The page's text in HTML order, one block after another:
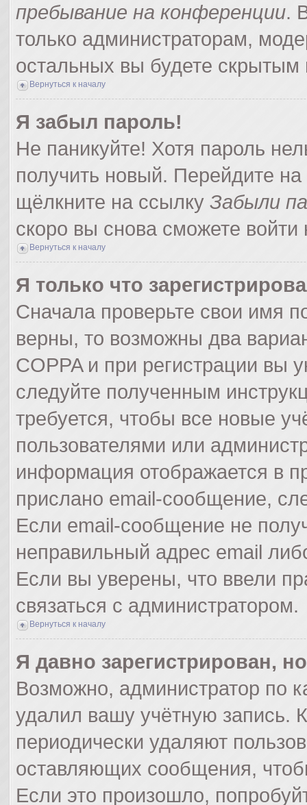
пребывание на конференции.
только администраторам,
остальных вы будете скрытым
Вернуться к началу
Я забыл пароль!
Не паникуйте! Хотя пароль
получить новый. Перейдите
щёлкните на ссылку Забыли
скоро вы снова сможете
Вернуться к началу
Я только что
Сначала проверьте свои имя
верны, то возможны два
COPPA и при регистрации вы
следуйте полученным
требуется, чтобы все новые
пользователями или
информация отображается в
прислано email-сообщение,
Если email-сообщение не
неправильный адрес email
Если вы уверены, что ввели
связаться с администратором.
Вернуться к началу
Я давно зарегистрирован,
Возможно, администратор по
удалил вашу учётную запись.
периодически удаляют
оставляющих сообщения,
Если это произошло,